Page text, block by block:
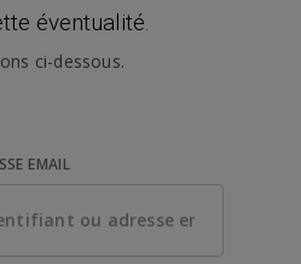
éventualité.
ci-dessous.
EMAIL